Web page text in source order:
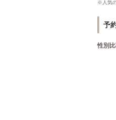
※人気
予
性別